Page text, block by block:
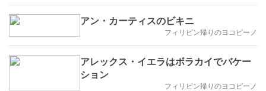
アン・カーティスのビキニ
フィリピン帰りのヨコピーノ
アレックス・イエラはボラカイでバケー
ション
フィリピン帰りのヨコピーノ